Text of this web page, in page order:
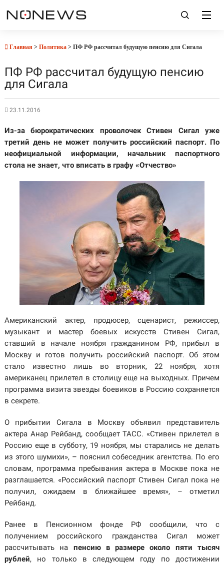
Главная > Политика> ПФ РФ рассчитал будущую пенсию для Сигала
ПФ РФ рассчитал будущую пенсию
для Сигала
23.11.2016
Из-за бюрократических проволочек Стивен Сигал уже
третий день не может получить российский паспорт. По
неофициальной информации, начальник паспортного
стола не знает, что вписать в графу «Отчество»
Американский актер, продюсер, сценарист, режиссер,
музыкант и мастер боевых искусств Стивен Сигал,
ставший в начале ноября гражданином РФ, прибыл в
Москву и готов получить российский паспорт. Об этом
стало известно лишь во вторник, 22 ноября, хотя
американец прилетел в столицу еще на выходных. Причем
программа визита звезды боевиков в Россию сохраняется
в секрете.
О прибытии Сигала в Москву объявил представитель
актера Анар Рейбанд, сообщает ТАСС. «Стивен прилетел в
Россию еще в субботу, 19 ноября, мы старались не делать
из этого шумихи», – пояснил собеседник агентства. По его
словам, программа пребывания актера в Москве пока не
разглашается. «Российский паспорт Стивен Сигал пока не
получил, ожидаем в ближайшее время», – отметил
Рейбанд.
Ранее в Пенсионном фонде РФ сообщили, что с
получением российского гражданства Сигал может
рассчитывать на пенсию в размере около пяти тысяч
рублей, но только в следующем году по достижении